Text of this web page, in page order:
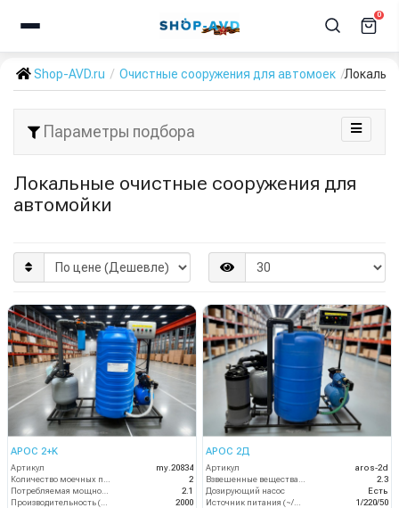
0
Shop-AVD.ru Очистные сооружения для автомоек
Параметры подбора
Локальные очистные сооружения для
автомойки
АРОС 2+K
Артикул
my.20834
2
2.1
2000
АРОС 2Д
Артикул
aros-2d
2.3
Дозирующий насос
Есть
1/220/50